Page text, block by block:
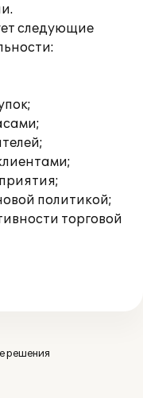
следующие
политикой;
торговой
решения